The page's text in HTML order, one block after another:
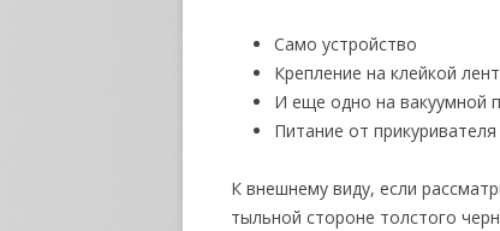
Само устройство
Крепление на клейкой
И еще одно на
Питание от прикуривателя
К внешнему виду, если
тыльной стороне толстого